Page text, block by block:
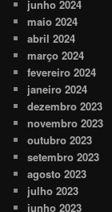
junho 2024
maio 2024
abril 2024
março 2024
fevereiro 2024
janeiro 2024
dezembro 2023
novembro 2023
outubro 2023
setembro 2023
agosto 2023
julho 2023
junho 2023